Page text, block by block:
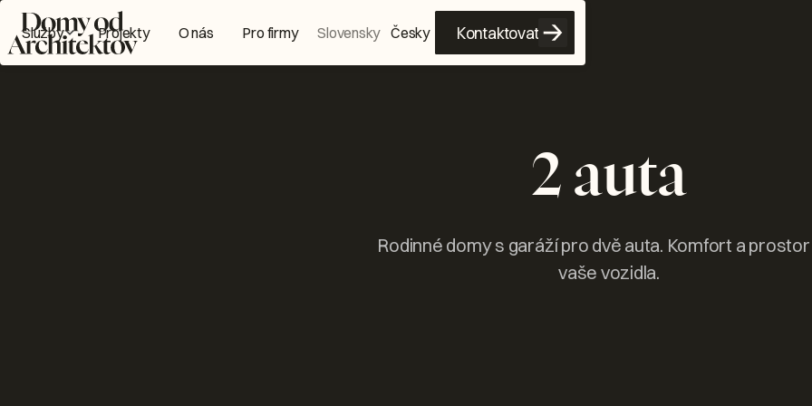
Služby Projekty O nás Pro firmy
Domy od architektů Logo
Slovensky Česky Kontaktovat
2 auta
Rodinné domy s garáží pro dvě auta. Komfort a
vaše vozidla.